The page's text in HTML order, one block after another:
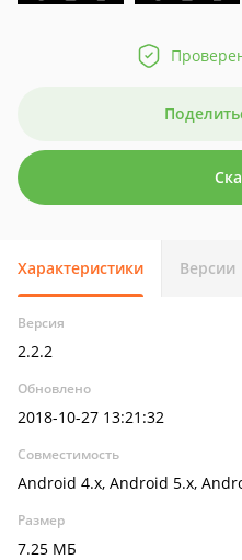
Характеристики Версии
Версия
2.2.2
Обновлено
2018-10-27 13:21:32
Совместимость
Android 4.x, Android 5.x,
Размер
7.25 МБ